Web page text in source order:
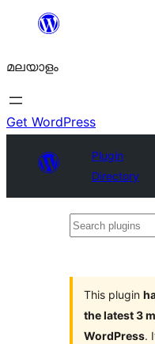
ഉള്ളടക്കത്തിലേക്ക്
മലയാളം
Get WordPress
Plugin
Directory
Search
This plugin
the latest 3
WordPress.